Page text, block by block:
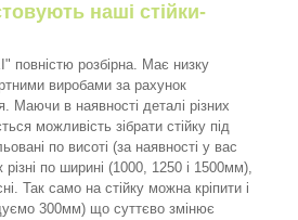
наші стійки-
повністю розбірна. Має низку
виробами за рахунок
Маючи в наявності деталі різних
можливість зібрати стійку під
по висоті (за наявності у вас
по ширині (1000, 1250 і 1500мм),
Так само на стійку можна кріпити і
300мм) що суттєво змінює